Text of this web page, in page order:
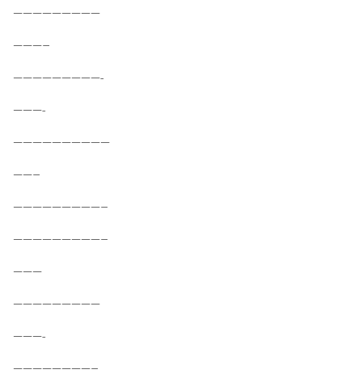
—————————
———–
—————————-
———-
——————————
——–
—————————–
—————————–
———
—————————
———-
————————–